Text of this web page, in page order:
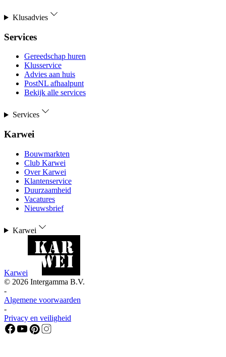
Klusadvies
Services
Gereedschap huren
Klusservice
Advies aan huis
PostNL afhaalpunt
Bekijk alle services
Services
Karwei
Bouwmarkten
Club Karwei
Over Karwei
Klantenservice
Duurzaamheid
Vacatures
Nieuwsbrief
Karwei
Karwei
© 2026 Intergamma B.V.
-
Algemene voorwaarden
-
Privacy en veiligheid